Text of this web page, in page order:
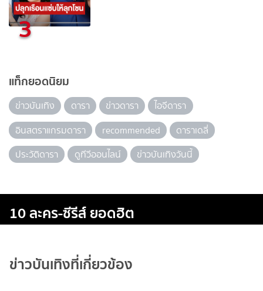
3
แท็กยอดนิยม
ข่าวบันเทิง ดารา ข่าวดารา
ไอจีดารา
อินสตราแกรมดารา
recommended
ดาราเดลี่
ประวัติดารา
ดูทีวีออนไลน์ ข่าวบันเทิงวันนี้
10 ละคร-ซีรีส์ ยอดฮิต
ข่าวบันเทิงที่เกี่ยวข้อง